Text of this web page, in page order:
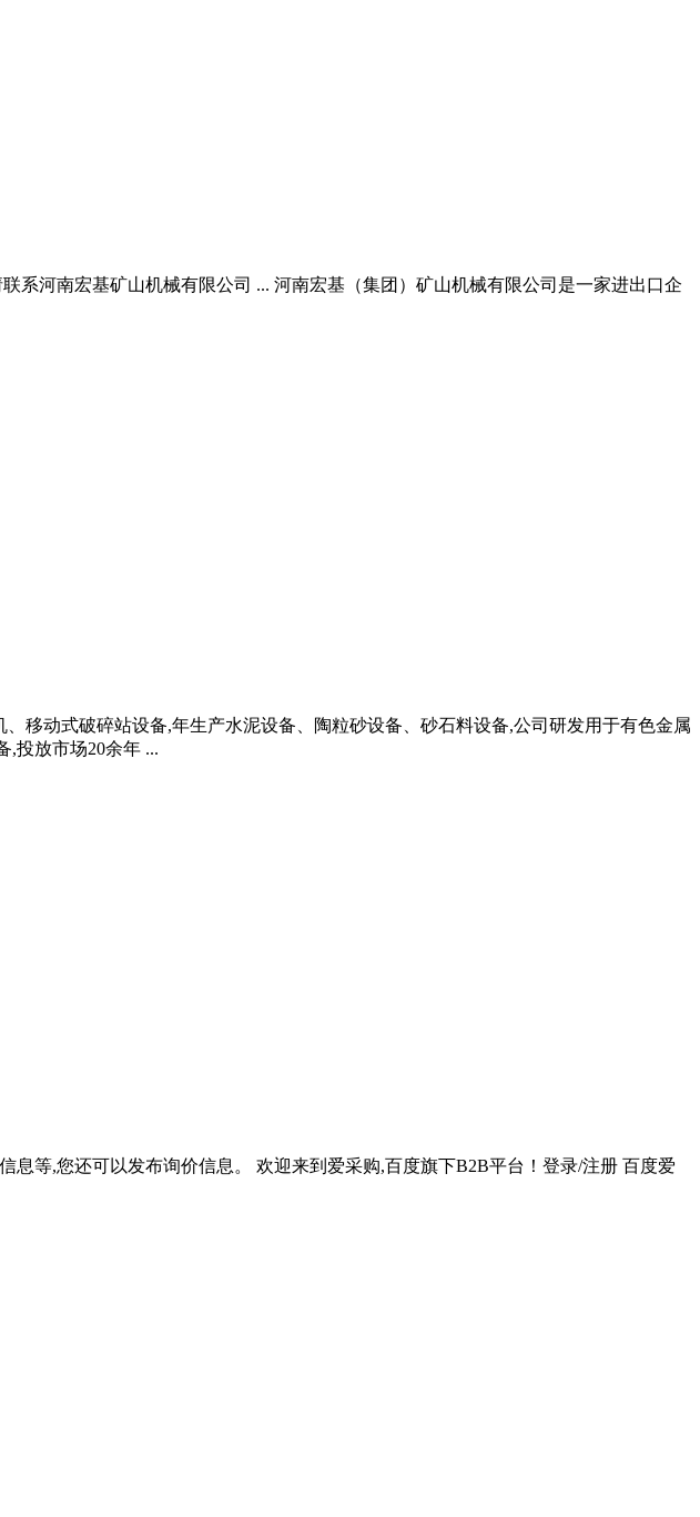
系河南宏基矿山机械有限公司 ... 河南宏基（集团）矿山机械有限公司是一家进出口企
移动式破碎站设备,年生产水泥设备、陶粒砂设备、砂石料设备,公司研发用于有色金属
,投放市场20余年 ...
等,您还可以发布询价信息。 欢迎来到爱采购,百度旗下B2B平台！登录/注册 百度爱